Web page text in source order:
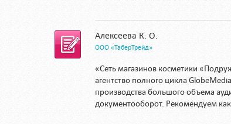
Алексеева К. О.
ООО «ТаберТрейд»
«Сеть магазинов косметики
агентство полного цикла
производства большого объема
документооборот. Рекомендуем